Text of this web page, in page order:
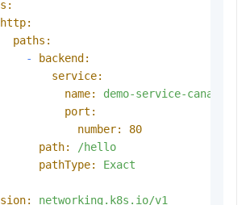
http:
paths:
-
backend:
service:
name:
demo-service-canary
port:
number:
80
path:
/hello
pathType:
Exact
networking.k8s.io/v1